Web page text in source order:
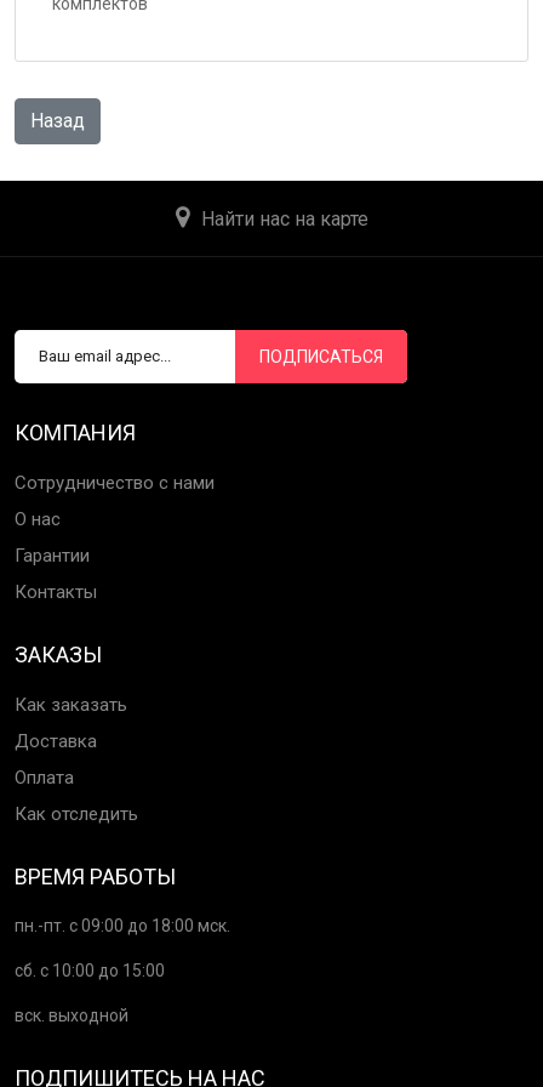
комплектов
Найти нас на карте
ПОДПИСАТЬСЯ
КОМПАНИЯ
Сотрудничество с нами
О нас
Гарантии
Контакты
ЗАКАЗЫ
Как заказать
Доставка
Оплата
Как отследить
ВРЕМЯ РАБОТЫ
пн.-пт. с 09:00 до 18:00 мск.
сб. с 10:00 до 15:00
вск. выходной
ПОДПИШИТЕСЬ НА НАС